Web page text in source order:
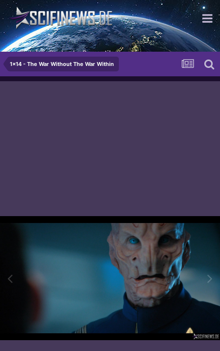
...die letzte Sache der Romantik
1x14 - The War Without The War Within